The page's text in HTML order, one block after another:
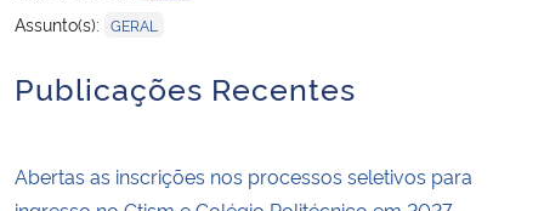
Assunto(s): GERAL
Publicações Recentes
Abertas as inscrições nos processos seletivos para